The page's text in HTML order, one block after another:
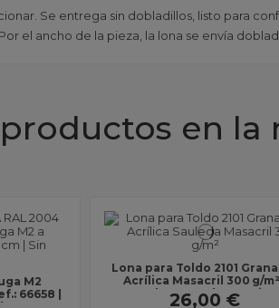
Se entrega sin dobladillos, listo para
el ancho de la pieza, la lona se envía
en la
300 g/m² |
Lona sin...
€
Lona estampada
4009 Brasil 2 reverso
g/m² | Ancho 2,50 m |
79,00 €